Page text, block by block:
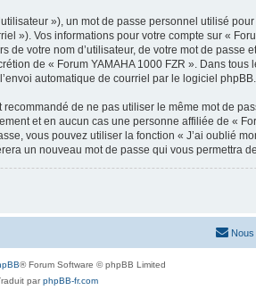
»), un mot de passe personnel utilisé
»). Vos informations pour votre compte sur «
votre nom d’utilisateur, de votre mot de passe
de « Forum YAMAHA 1000 FZR ». Dans
automatique de courriel par le logiciel phpBB.
de ne pas utiliser le même mot de
et en aucun cas une personne affiliée de «
vous pouvez utiliser la fonction « J’ai oublié
un nouveau mot de passe qui vous permettra
® Forum Software © phpBB Limited
parphpBB-fr.com